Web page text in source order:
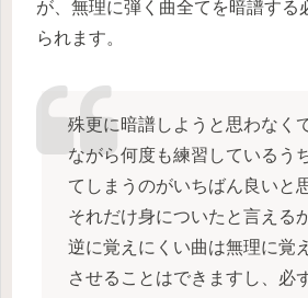
が、無理に弾く曲全てを暗譜する
られます。
殊更に暗譜しようと思わなく
ながら何度も練習しているう
てしまうのがいちばん良いと
それだけ身についたと言える
逆に覚えにくい曲は無理に覚
させることはできますし、必